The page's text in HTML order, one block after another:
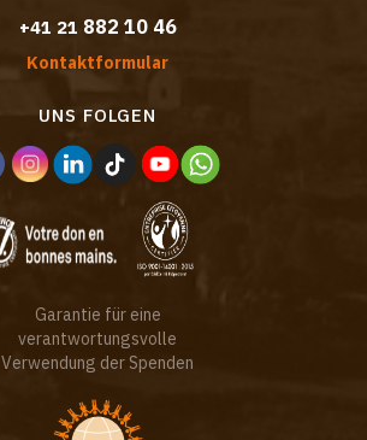
+41 21 882 10 46
Kontaktformular
UNS FOLGEN
Garantie für eine
verantwortungsvolle
Verwendung der Spenden